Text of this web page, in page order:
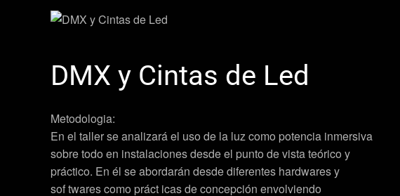
DMX y Cintas de Led
Metodologia:
En el taller se analizará el uso de la luz como potencia inmersiva
sobre todo en instalaciones desde el punto de vista teórico y
práctico. En él se abordarán desde diferentes hardwares y
sof twares como práct icas de concepción envolviendo